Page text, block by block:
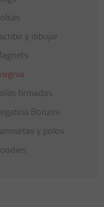
y dibujar
firmadas
Bonzini
y polos